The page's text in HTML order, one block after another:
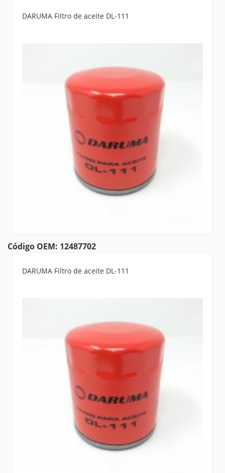
DARUMA Filtro de aceite DL-111
Código OEM: 12487702
DARUMA Filtro de aceite DL-111